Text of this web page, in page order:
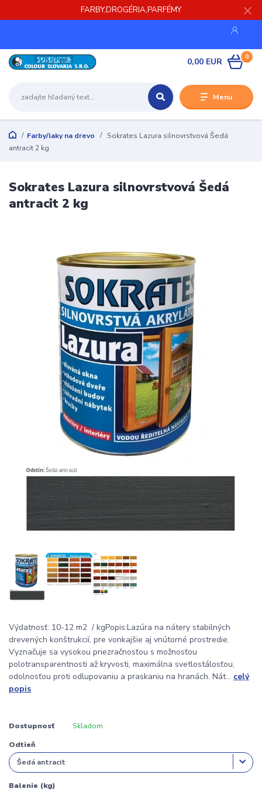
FARBY,DROGÉRIA,PARFÉMY
Menu
0
0,00 EUR
Farby/laky na drevo
Sokrates Lazura silnovrstvová Šedá
antracit 2 kg
Sokrates Lazura silnovrstvová Šedá
antracit 2 kg
Výdatnosť: 10-12 m2 / kgPopis:Lazúra na nátery stabilných
drevených konštrukcií, pre vonkajšie aj vnútorné prostredie.
Vyznačuje sa vysokou priezračnosťou s možnosťou
polotransparentnosti až kryvosti, maximálna svetlostálosťou,
odolnosťou proti odlupovaniu a praskaniu na hranách. Nát... celý
popis
Dostupnosť Skladom
Odtieň
Balenie (kg)